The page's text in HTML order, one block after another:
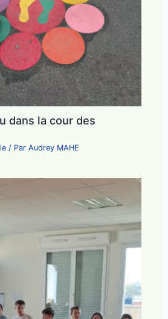
dans la cour des
/ ParAudrey MAHE